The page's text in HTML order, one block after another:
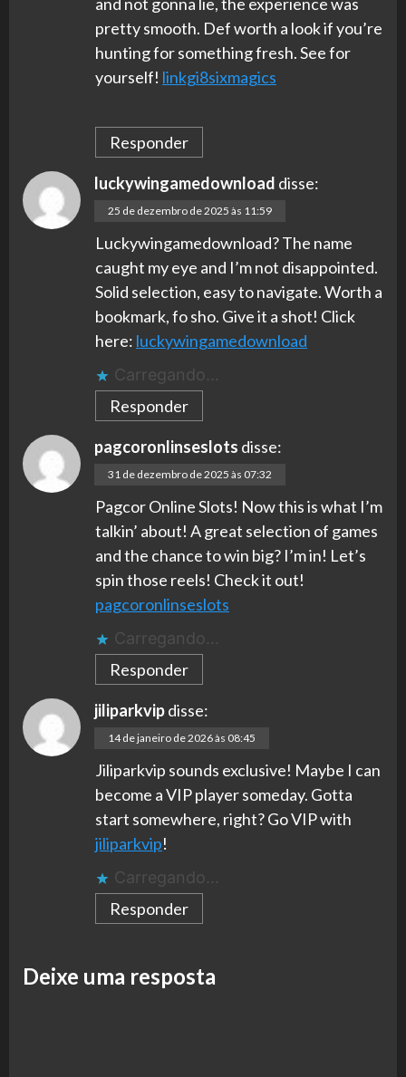
pretty smooth. Def worth a look if you’re
hunting for something fresh. See for
yourself! linkgi8sixmagics
Responder
luckywingamedownload disse:
25 de dezembro de 2025 às 11:59
Luckywingamedownload? The name
caught my eye and I’m not disappointed.
Solid selection, easy to navigate. Worth a
bookmark, fo sho. Give it a shot! Click
here: luckywingamedownload
Carregando...
Responder
pagcoronlinseslots disse:
31 de dezembro de 2025 às 07:32
Pagcor Online Slots! Now this is what I’m
talkin’ about! A great selection of games
and the chance to win big? I’m in! Let’s
spin those reels! Check it out!
pagcoronlinseslots
Carregando...
Responder
jiliparkvipdisse:
14 de janeiro de 2026 às 08:45
Jiliparkvip sounds exclusive! Maybe I can
become a VIP player someday. Gotta
start somewhere, right? Go VIP with
jiliparkvip!
Carregando...
Responder
Deixe uma resposta